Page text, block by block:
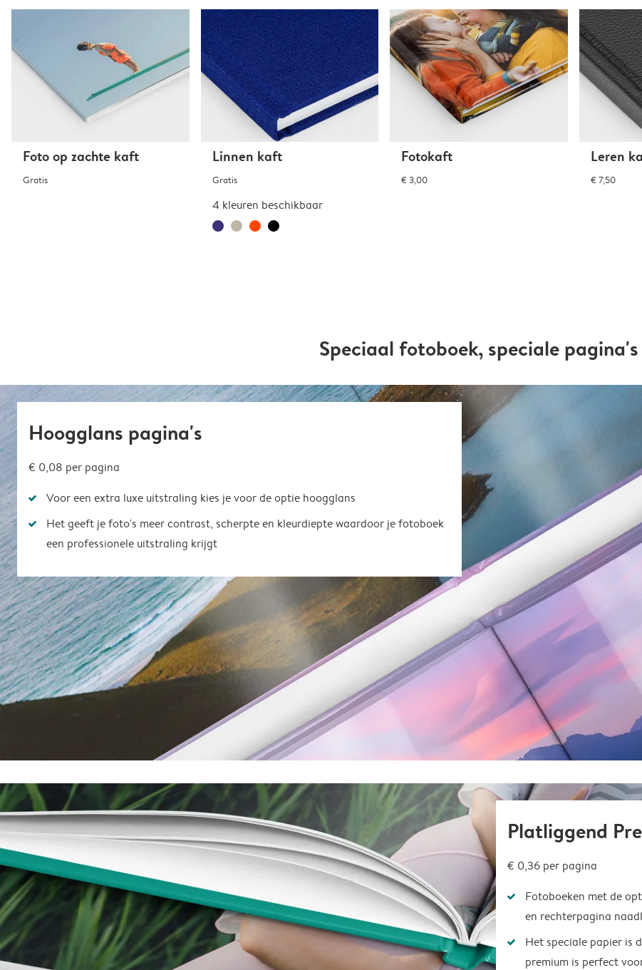
Foto op zachte kaft
Gratis
Linnen kaft
Gratis
4 kleuren beschikbaar
Fotokaft
€ 3,00
Leren
€ 7,50
Speciaal fotoboek, speciale pagina's
Hoogglans pagina's
€ 0,08 per pagina
Voor een extra luxe uitstraling kies je voor de optie hoogglans
Het geeft je foto's meer contrast, scherpte en kleurdiepte waardoor je fotoboek
een professionele uitstraling krijgt
Platliggend
€ 0,36 per pagina
Fotoboeken met de
en rechterpagina
Het speciale papier is
premium is perfect